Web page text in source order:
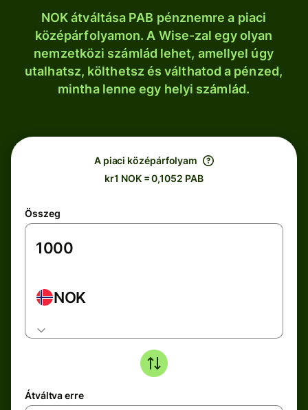
NOK átváltása PAB pénznemre a piaci
középárfolyamon. A Wise-zal egy olyan
nemzetközi számlád lehet, amellyel úgy
utalhatsz, költhetsz és válthatod a pénzed,
mintha lenne egy helyi számlád.
A piaci középárfolyam
kr1 NOK = 0,1052 PAB
Összeg
NOK
Átváltva erre